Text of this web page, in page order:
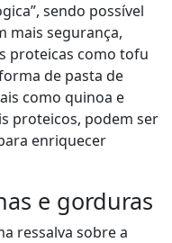
sendo possível
mais segurança,
proteicas como tofu
de pasta de
como quinoa e
proteicos, podem ser
enriquecer
e gorduras
ressalva sobre a